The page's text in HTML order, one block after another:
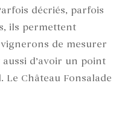
décriés, parfois
ils permettent
de mesurer
d’avoir un point
Château Fonsalade